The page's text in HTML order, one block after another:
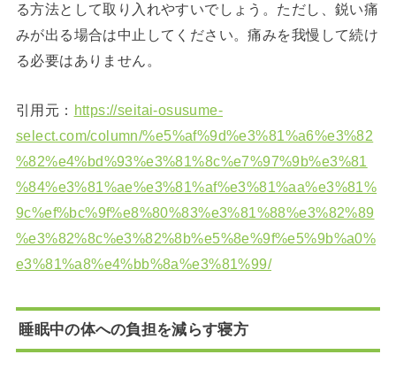
る方法として取り入れやすいでしょう。ただし、鋭い痛
みが出る場合は中止してください。痛みを我慢して続け
る必要はありません。
引用元： https://seitai-osusume-
select.com/column/%e5%af%9d%e3%81%a6%e3%82
%82%e4%bd%93%e3%81%8c%e7%97%9b%e3%81
%84%e3%81%ae%e3%81%af%e3%81%aa%e3%81%
9c%ef%bc%9f%e8%80%83%e3%81%88%e3%82%89
%e3%82%8c%e3%82%8b%e5%8e%9f%e5%9b%a0%
e3%81%a8%e4%bb%8a%e3%81%99/
睡眠中の体への負担を減らす寝方